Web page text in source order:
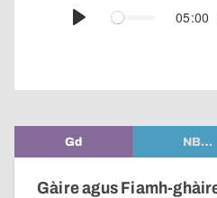
Play
05:00
Gd NB…
Gàire agus Fiamh-